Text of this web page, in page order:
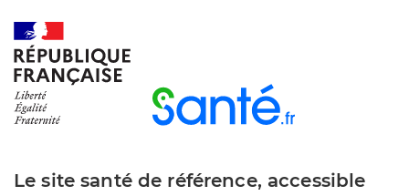
Le site santé de référence, accessible